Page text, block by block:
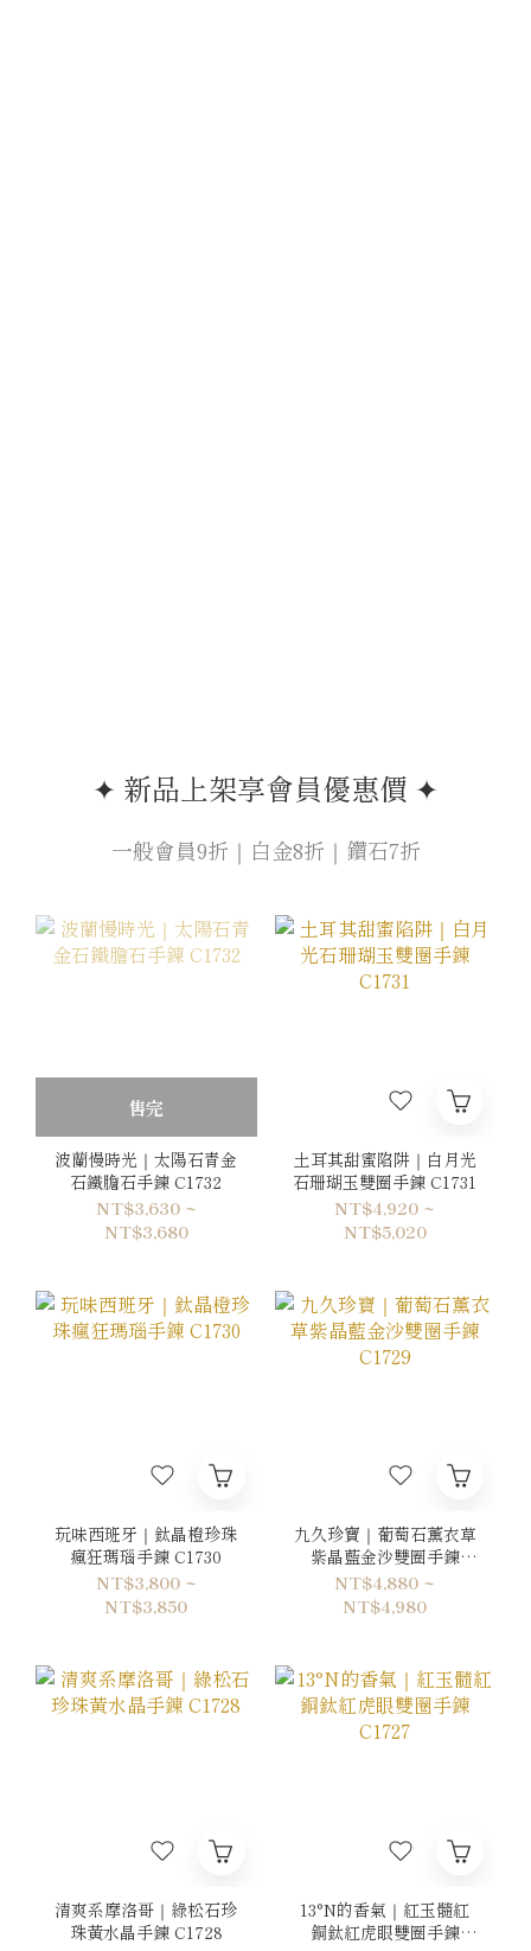
✦ 新品上架享會員優惠價 ✦
一般會員9折｜白金8折｜鑽石7折
售完
波蘭慢時光｜太陽石青金
石鐵膽石手鍊 C1732
NT$3,630 ~
NT$3,680
土耳其甜蜜陷阱｜白月光
石珊瑚玉雙圈手鍊 C1731
NT$4,920 ~
NT$5,020
玩味西班牙｜鈦晶橙珍珠
瘋狂瑪瑙手鍊 C1730
NT$3,800 ~
NT$3,850
九久珍寶｜葡萄石薰衣草
紫晶藍金沙雙圈手鍊
C1729
NT$4,880 ~
NT$4,980
清爽系摩洛哥｜綠松石珍
珠黃水晶手鍊 C1728
13°N的香氣｜紅玉髓紅
銅鈦紅虎眼雙圈手鍊